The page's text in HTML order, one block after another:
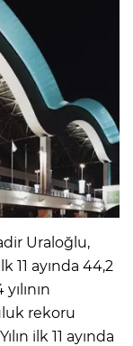
Uraloğlu,
11 ayında 44,2
rekoru
ilk 11 ayında